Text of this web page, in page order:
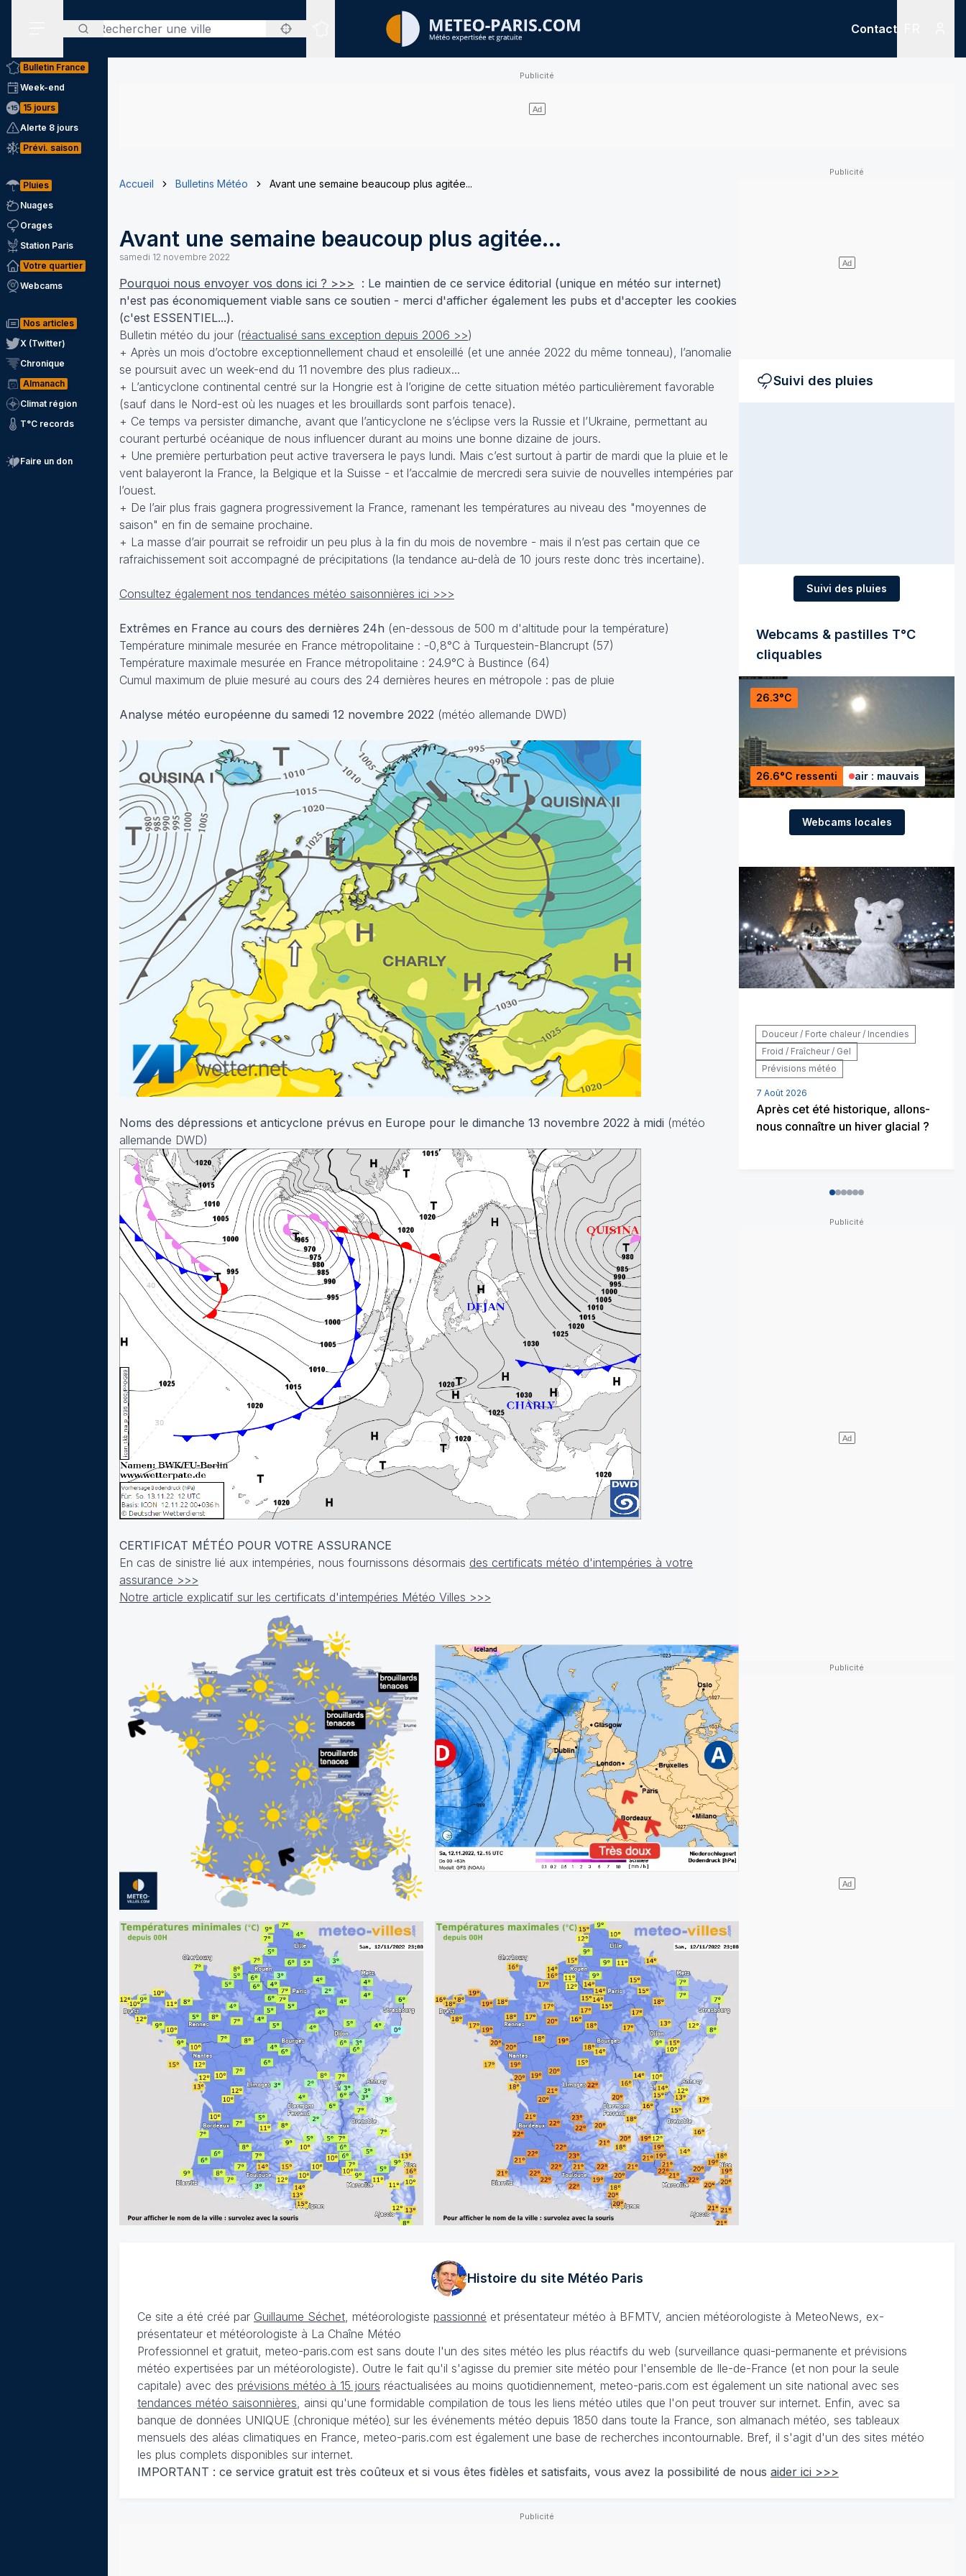
Rechercher
Sites expertisés
Contact
Bulletin France
Week-end
15 jours
Alerte 8 jours
Prévi. saison
Pluies
Nuages
Orages
Station Paris
Votre quartier
Webcams
Nos articles
X (Twitter)
Chronique
Almanach
Climat région
T°C records
Faire un don
Accueil Bulletins Météo Avant une semaine beaucoup plus agitée...
Avant une semaine beaucoup plus agitée...
samedi 12 novembre 2022
Pourquoi nous envoyer vos dons ici ? >>> : Le maintien de ce service éditorial (unique en météo sur internet)
n'est pas économiquement viable sans ce soutien - merci d'afficher également les pubs et d'accepter les cookies
(c'est ESSENTIEL...).
Bulletin météo du jour (réactualisé sans exception depuis 2006 >>)
+ Après un mois d’octobre exceptionnellement chaud et ensoleillé (et une année 2022 du même tonneau), l’anomalie
se poursuit avec un week-end du 11 novembre des plus radieux...
+ L’anticyclone continental centré sur la Hongrie est à l’origine de cette situation météo particulièrement favorable
(sauf dans le Nord-est où les nuages et les brouillards sont parfois tenace).
+ Ce temps va persister dimanche, avant que l’anticyclone ne s’éclipse vers la Russie et l’Ukraine, permettant au
courant perturbé océanique de nous influencer durant au moins une bonne dizaine de jours.
+ Une première perturbation peut active traversera le pays lundi. Mais c’est surtout à partir de mardi que la pluie et le
vent balayeront la France, la Belgique et la Suisse - et l’accalmie de mercredi sera suivie de nouvelles intempéries par
l’ouest.
+ De l’air plus frais gagnera progressivement la France, ramenant les températures au niveau des "moyennes de
saison" en fin de semaine prochaine.
+ La masse d’air pourrait se refroidir un peu plus à la fin du mois de novembre - mais il n’est pas certain que ce
rafraichissement soit accompagné de précipitations (la tendance au-delà de 10 jours reste donc très incertaine).
Consultez également nos tendances météo saisonnières ici >>>
Extrêmes en France au cours des dernières 24h (en-dessous de 500 m d'altitude pour la température)
Température minimale mesurée en France métropolitaine : -0,8°C à Turquestein-Blancrupt (57)
Température maximale mesurée en France métropolitaine : 24.9°C à Bustince (64)
Cumul maximum de pluie mesuré au cours des 24 dernières heures en métropole : pas de pluie
Analyse météo européenne du samedi 12 novembre 2022 (météo allemande DWD)
Noms des dépressions et anticyclone prévus en Europe pour le dimanche 13 novembre 2022 à midi (météo
allemande DWD)
CERTIFICAT MÉTÉO POUR VOTRE ASSURANCE
En cas de sinistre lié aux intempéries, nous fournissons désormais des certificats météo d'intempéries à votre
assurance >>>
Notre article explicatif sur les certificats d'intempéries Météo Villes >>>
Suivi des pluies
Suivi des pluies
Webcams & pastilles T°C
cliquables
26.3°C
26.6°C ressenti air : mauvais
Webcams locales
Douceur / Forte chaleur / Incendies
Froid / Fraîcheur / Gel
Prévisions météo
7 Août 2026
Après cet été historique, allons-
nous connaître un hiver glacial ?
012345
Histoire du site MétéoParis
Ce site a été créé par Guillaume Séchet, météorologiste passionné et présentateur météo à BFMTV, ancien météorologiste à MeteoNews, ex-
présentateur et météorologiste à La Chaîne Météo
Professionnel et gratuit, meteo-paris.com est sans doute l'un des sites météo les plus réactifs du web (surveillance quasi-permanente et prévisions
météo expertisées par un météorologiste). Outre le fait qu'il s'agisse du premier site météo pour l'ensemble de Ile-de-France (et non pour la seule
capitale) avec des prévisions météo à 15 jours réactualisées au moins quotidiennement, meteo-paris.com est également un site national avec ses
tendances météo saisonnières, ainsi qu'une formidable compilation de tous les liens météo utiles que l'on peut trouver sur internet. Enfin, avec sa
banque de données UNIQUE (chronique météo) sur les événements météo depuis 1850 dans toute la France, son almanach météo, ses tableaux
mensuels des aléas climatiques en France, meteo-paris.com est également une base de recherches incontournable. Bref, il s'agit d'un des sites météo
les plus complets disponibles sur internet.
IMPORTANT : ce service gratuit est très coûteux et si vous êtes fidèles et satisfaits, vous avez la possibilité de nous aider ici >>>